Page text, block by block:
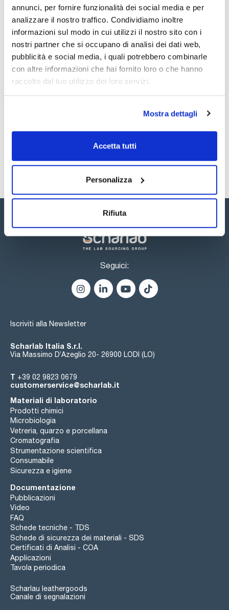
annunci, per fornire funzionalità dei social media e per
analizzare il nostro traffico. Condividiamo inoltre
informazioni sul modo in cui utilizzi il nostro sito con i
nostri partner che si occupano di analisi dei dati web,
pubblicità e social media, i quali potrebbero combinarle
con altre informazioni che hai fornito loro o che hanno
raccolto dal tuo utilizzo dei loro servizi.
Mostra dettagli
Accetta tutti
Personalizza
Rifiuta
Conf. (unità) : 10
Vedi di più
Documentazione tecnica
TDS / Scheda tecnica
COA
Registrati per i download
Registrati per i download
Seguici:
Iscriviti alla Newsletter
Scharlab Italia S.r.l.
Via Massimo D’Azeglio 20- 26900 LODI (LO)
T +39 02 9823 0679
customerservice@scharlab.it
Materiali di laboratorio
Prodotti chimici
Microbiologia
Vetreria, quarzo e porcellana
Cromatografia
Strumentazione scientifica
Consumabile
Sicurezza e igiene
Documentazione
Pubblicazioni
Video
FAQ
Schede tecniche - TDS
Schede di sicurezza dei materiali - SDS
Certificati di Analisi - COA
Applicazioni
Tavola periodica
Scharlau leathergoods
Canale di segnalazioni